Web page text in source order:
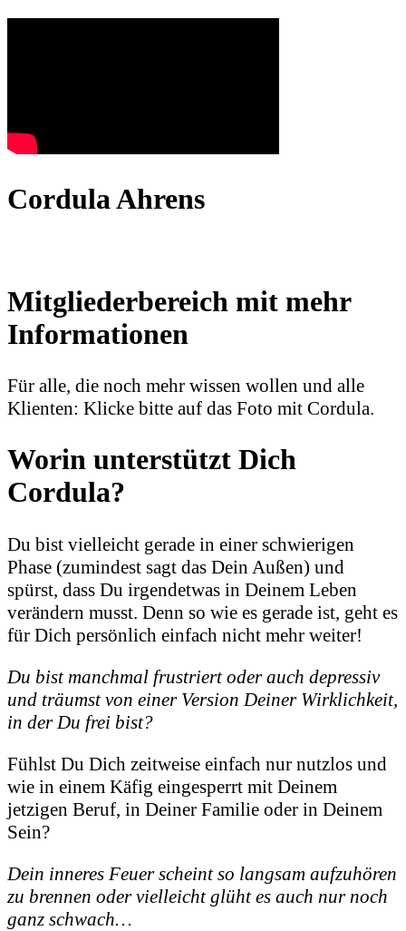
Cordula Ahrens
Mitgliederbereich mit mehr
Informationen
Für alle, die noch mehr wissen wollen und alle
Klienten: Klicke bitte auf das Foto mit Cordula.
Worin unterstützt Dich
Cordula?
Du bist vielleicht gerade in einer schwierigen
Phase (zumindest sagt das Dein Außen) und
spürst, dass Du irgendetwas in Deinem Leben
verändern musst. Denn so wie es gerade ist, geht es
für Dich persönlich einfach nicht mehr weiter!
Du bist manchmal frustriert oder auch depressiv
und träumst von einer Version Deiner Wirklichkeit,
in der Du frei bist?
Fühlst Du Dich zeitweise einfach nur nutzlos und
wie in einem Käfig eingesperrt mit Deinem
jetzigen Beruf, in Deiner Familie oder in Deinem
Sein?
Dein inneres Feuer scheint so langsam aufzuhören
zu brennen oder vielleicht glüht es auch nur noch
ganz schwach…